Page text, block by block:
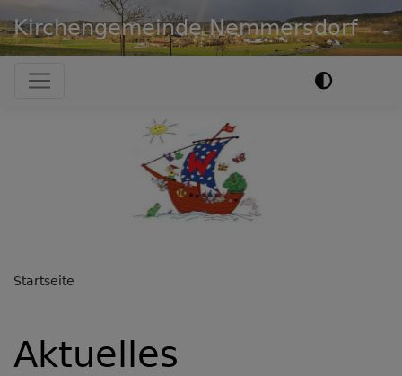
zum
Inhalt
Kirchengemeinde Nemmersdorf
Hauptnavigation
Startseite
Aktuelles